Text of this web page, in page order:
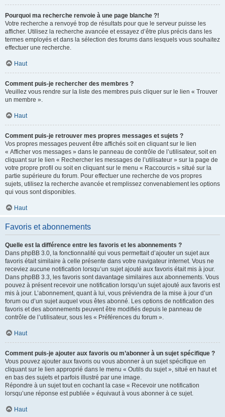
Pourquoi ma recherche renvoie à une page blanche ?!
Votre recherche a renvoyé trop de résultats pour que le serveur puisse les
afficher. Utilisez la recherche avancée et essayez d’être plus précis dans les
termes employés et dans la sélection des forums dans lesquels vous souhaitez
effectuer une recherche.
Haut
Comment puis-je rechercher des membres ?
Veuillez vous rendre sur la liste des membres puis cliquer sur le lien « Trouver
un membre ».
Haut
Comment puis-je retrouver mes propres messages et sujets ?
Vos propres messages peuvent être affichés soit en cliquant sur le lien
« Afficher vos messages » dans le panneau de contrôle de l’utilisateur, soit en
cliquant sur le lien « Rechercher les messages de l’utilisateur » sur la page de
votre propre profil ou soit en cliquant sur le menu « Raccourcis » situé sur la
partie supérieure du forum. Pour effectuer une recherche de vos propres
sujets, utilisez la recherche avancée et remplissez convenablement les options
qui vous sont disponibles.
Haut
Favoris et abonnements
Quelle est la différence entre les favoris et les abonnements ?
Dans phpBB 3.0, la fonctionnalité qui vous permettait d’ajouter un sujet aux
favoris était similaire à celle présente dans votre navigateur internet. Vous ne
receviez aucune notification lorsqu’un sujet ajouté aux favoris était mis à jour.
Dans phpBB 3.3, les favoris sont davantage similaires aux abonnements. Vous
pouvez à présent recevoir une notification lorsqu’un sujet ajouté aux favoris est
mis à jour. L’abonnement, quant à lui, vous préviendra de la mise à jour d’un
forum ou d’un sujet auquel vous êtes abonné. Les options de notification des
favoris et des abonnements peuvent être modifiés depuis le panneau de
contrôle de l’utilisateur, sous les « Préférences du forum ».
Haut
Comment puis-je ajouter aux favoris ou m’abonner à un sujet spécifique ?
Vous pouvez ajouter aux favoris ou vous abonner à un sujet spécifique en
cliquant sur le lien approprié dans le menu « Outils du sujet », situé en haut et
en bas des sujets et parfois illustré par une image.
Répondre à un sujet tout en cochant la case « Recevoir une notification
lorsqu’une réponse est publiée » équivaut à vous abonner à ce sujet.
Haut